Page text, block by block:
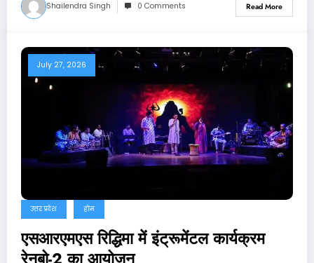
Shailendra Singh 0 Comments Read More
July 27, 2026
उत्तर प्रदेश होम
एसआरएमएस रिद्धिमा में इंट्रूमेंटल कार्यक्रम